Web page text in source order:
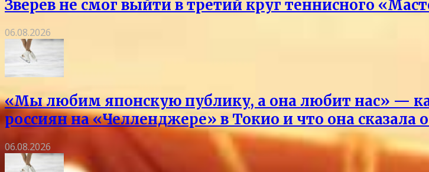
Зверев не смог выйти в третий круг теннисного
06.08.2026
«Мы любим японскую публику, а она любит нас» —
россиян на «Челленджере» в Токио и что она сказала
06.08.2026